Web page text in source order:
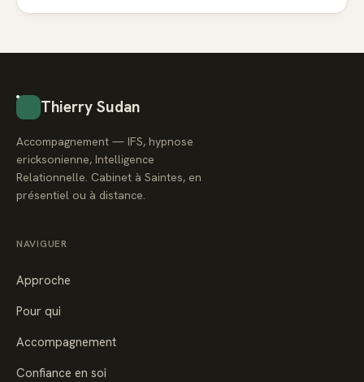
Thierry Sudan
Accompagnement — IFS, hypnose
ericksonienne, Intelligence
Relationnelle. Cabinet à Saintes, en
présentiel ou à distance.
NAVIGUER
Approche
Pour qui
Accompagnement
Confiance en soi